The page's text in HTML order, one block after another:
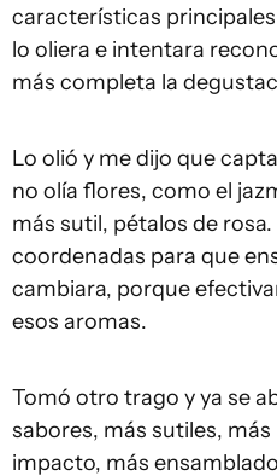
características
lo oliera e intentara
más completa la
Lo olió y me dijo que
no olía flores, como el
más sutil, pétalos de
coordenadas para que
cambiara, porque
esos aromas.
Tomó otro trago y ya se
sabores, más sutiles,
impacto, más